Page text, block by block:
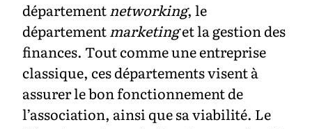
départementnetworking, le
départementmarketinget la gestion des
finances. Tout comme une entreprise
classique, ces départements visent à
assurer le bon fonctionnement de
l’association, ainsi que sa viabilité. Le